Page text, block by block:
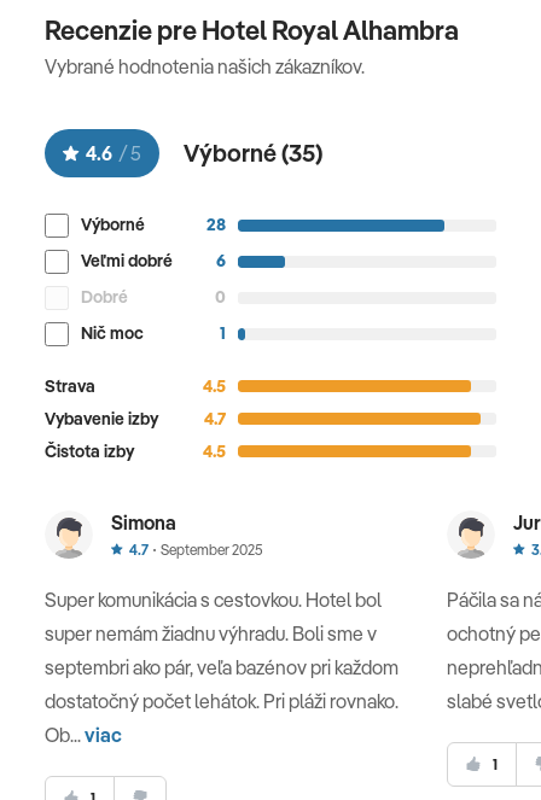
telefóne 24/7
Celková cena nezahŕňa
komplexné cestovné poistenie - viac informácií v CK
*****
Recenzie pre Hotel Royal Alhambra
Vybrané hodnotenia našich zákazníkov.
4.6 /5 Výborné (35)
Výborné
28
Veľmi dobré
6
Dobré
0
Nič moc
1
Strava
4.5
Vybavenie izby
4.7
Čistota izby
4.5
Simona
4.7 September 2025
Super komunikácia s cestovkou. Hotel bol
super nemám žiadnu výhradu. Boli sme v
septembri ako pár, veľa bazénov pri každom
dostatočný počet lehátok. Pri pláži rovnako.
Ob...viac
Páčila sa
ochotný
slabé
1